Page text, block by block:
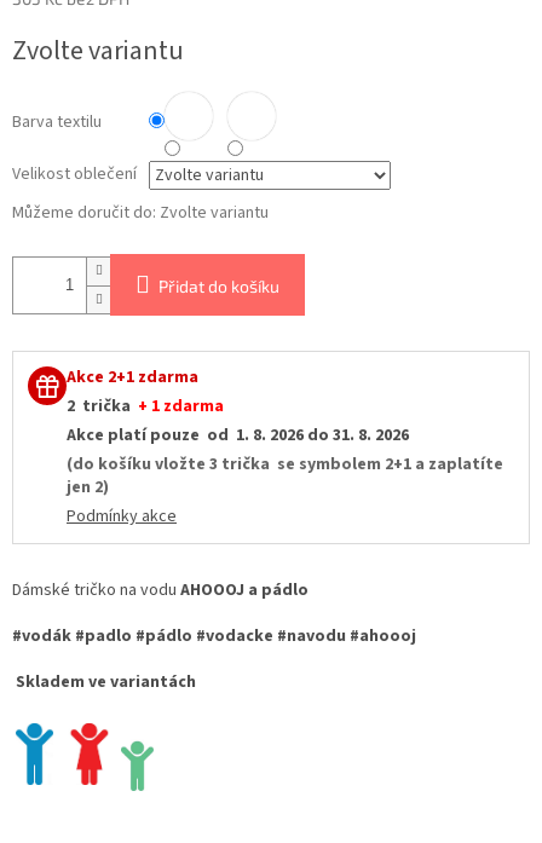
cena:
Zvolte variantu
Barva textilu
Velikost oblečení
Můžeme doručit do: Zvolte variantu
Přidat do košíku
Akce 2+1 zdarma
2 trička + 1 zdarma
Akce platí pouze od 1. 8. 2026 do 31. 8. 2026
(do košíku vložte 3 trička se symbolem 2+1 a zaplatíte
jen 2)
Podmínky akce
Dámské tričko na vodu AHOOOJ a pádlo
#vodák #padlo #pádlo #vodacke #navodu #ahoooj
Skladem ve variantách